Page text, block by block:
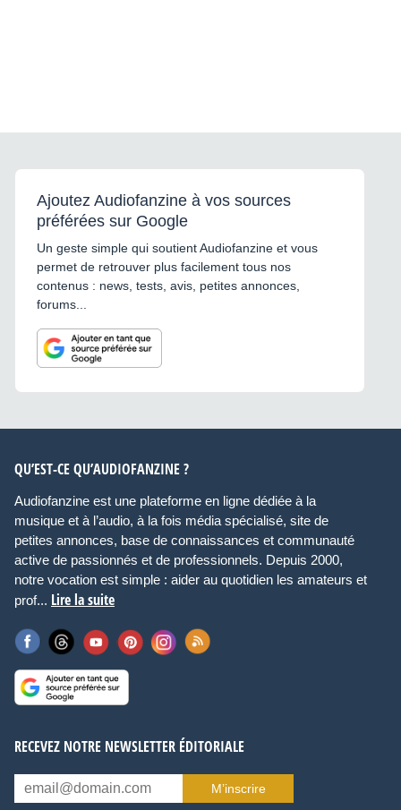
Ajoutez Audiofanzine à vos sources
préférées sur Google
Un geste simple qui soutient Audiofanzine et vous
permet de retrouver plus facilement tous nos
contenus : news, tests, avis, petites annonces,
forums...
QU’EST-CE QU’AUDIOFANZINE ?
Audiofanzine est une plateforme en ligne dédiée à la
musique et à l’audio, à la fois média spécialisé, site de
petites annonces, base de connaissances et communauté
active de passionnés et de professionnels. Depuis 2000,
notre vocation est simple : aider au quotidien les amateurs et
prof... Lire la suite
RECEVEZ NOTRE NEWSLETTER ÉDITORIALE
M’inscrire